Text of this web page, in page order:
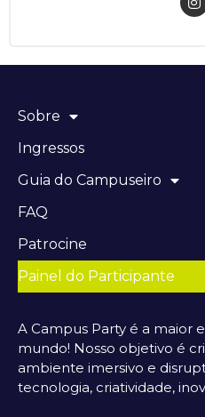
Sobre
Ingressos
Guia do Campuseiro
FAQ
Patrocine
Painel do Participante
A Campus Party é a maior
mundo! Nosso objetivo é
ambiente imersivo e
tecnologia, criatividade,